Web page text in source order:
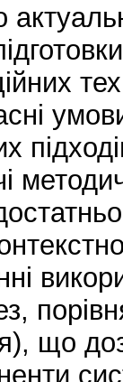
що